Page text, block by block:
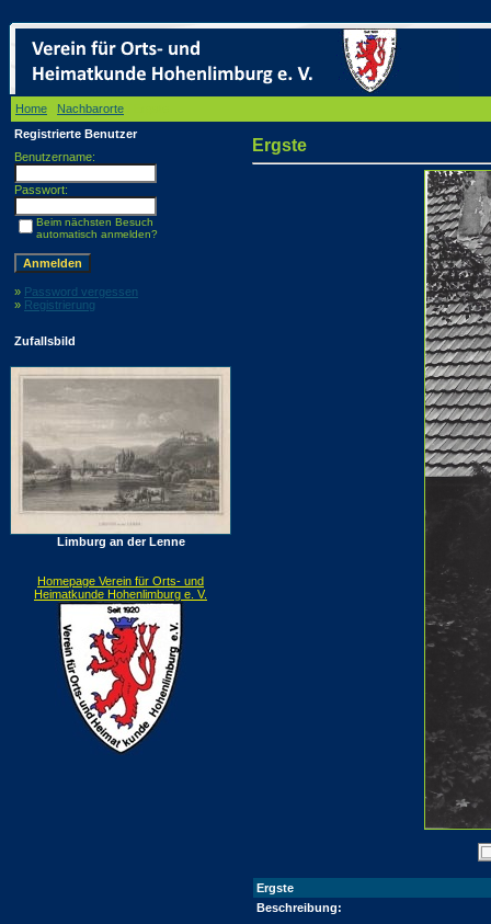
Home Nachbarorte
Registrierte Benutzer
Benutzername:
Passwort:
Beim nächsten Besuch
automatisch anmelden?
» Password vergessen
» Registrierung
Zufallsbild
Limburg an der Lenne
Homepage Verein für Orts- und
Heimatkunde Hohenlimburg e. V.
Ergste
Ergste
Beschreibung: